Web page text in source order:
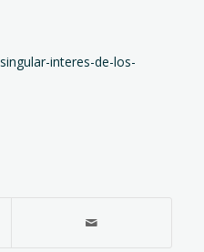
interes-de-los-